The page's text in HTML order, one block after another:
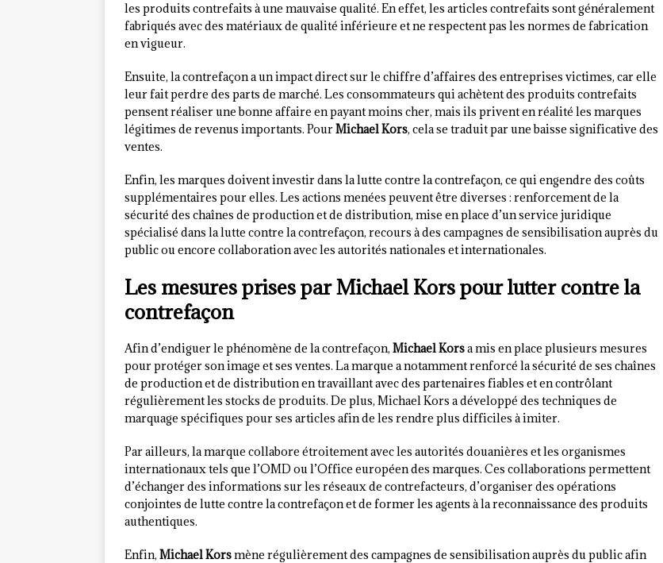
les produits contrefaits à une mauvaise qualité. En effet, les articles contrefaits sont généralement
fabriqués avec des matériaux de qualité inférieure et ne respectent pas les normes de fabrication
en vigueur.
Ensuite, la contrefaçon a un impact direct sur le chiffre d’affaires des entreprises victimes, car elle
leur fait perdre des parts de marché. Les consommateurs qui achètent des produits contrefaits
pensent réaliser une bonne affaire en payant moins cher, mais ils privent en réalité les marques
légitimes de revenus importants. PourMichael Kors, cela se traduit par une baisse significative des
ventes.
Enfin, les marques doivent investir dans la lutte contre la contrefaçon, ce qui engendre des coûts
supplémentaires pour elles. Les actions menées peuvent être diverses : renforcement de la
sécurité des chaînes de production et de distribution, mise en place d’un service juridique
spécialisé dans la lutte contre la contrefaçon, recours à des campagnes de sensibilisation auprès du
public ou encore collaboration avec les autorités nationales et internationales.
Les mesures prises par Michael Kors pour lutter contre la
contrefaçon
Afin d’endiguer le phénomène de la contrefaçon, Michael Korsa mis en place plusieurs mesures
pour protéger son image et ses ventes. La marque a notamment renforcé la sécurité de ses chaînes
de production et de distribution en travaillant avec des partenaires fiables et en contrôlant
régulièrement les stocks de produits. De plus, Michael Kors a développé des techniques de
marquage spécifiques pour ses articles afin de les rendre plus difficiles à imiter.
Par ailleurs, la marque collabore étroitement avec les autorités douanières et les organismes
internationaux tels que l’OMD ou l’Office européen des marques. Ces collaborations permettent
d’échanger des informations sur les réseaux de contrefacteurs, d’organiser des opérations
conjointes de lutte contre la contrefaçon et de former les agents à la reconnaissance des produits
authentiques.
Enfin, Michael Korsmène régulièrement des campagnes de sensibilisation auprès du public afin